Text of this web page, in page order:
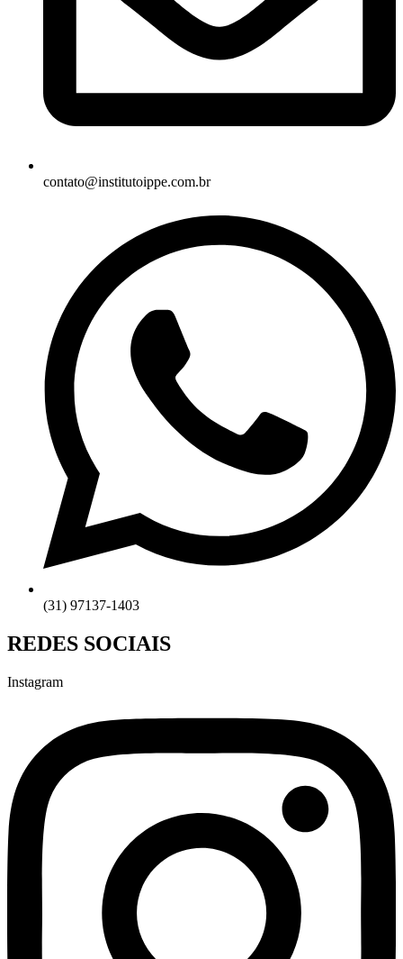
contato@institutoippe.com.br
(31) 97137-1403
REDES SOCIAIS
Instagram